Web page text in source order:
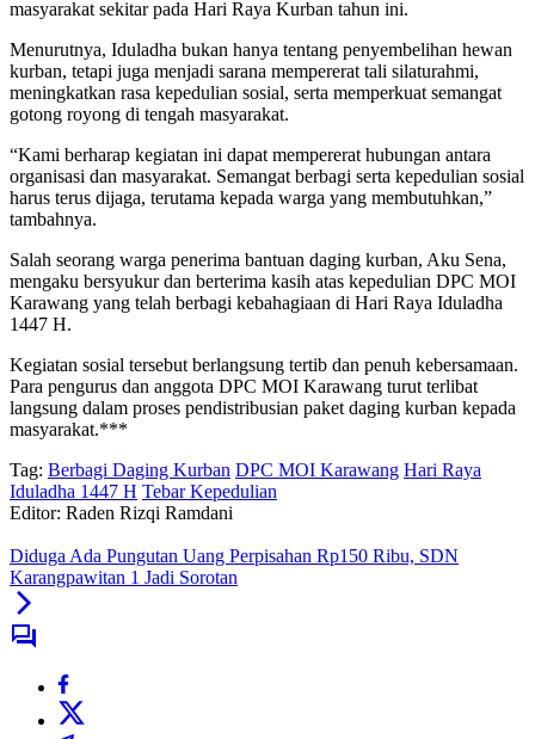
masyarakat sekitar pada Hari Raya Kurban tahun ini.
Menurutnya, Iduladha bukan hanya tentang penyembelihan hewan
kurban, tetapi juga menjadi sarana mempererat tali silaturahmi,
meningkatkan rasa kepedulian sosial, serta memperkuat semangat
gotong royong di tengah masyarakat.
“Kami berharap kegiatan ini dapat mempererat hubungan antara
organisasi dan masyarakat. Semangat berbagi serta kepedulian sosial
harus terus dijaga, terutama kepada warga yang membutuhkan,”
tambahnya.
Salah seorang warga penerima bantuan daging kurban, Aku Sena,
mengaku bersyukur dan berterima kasih atas kepedulian DPC MOI
Karawang yang telah berbagi kebahagiaan di Hari Raya Iduladha
1447 H.
Kegiatan sosial tersebut berlangsung tertib dan penuh kebersamaan.
Para pengurus dan anggota DPC MOI Karawang turut terlibat
langsung dalam proses pendistribusian paket daging kurban kepada
masyarakat.***
Tag: Berbagi Daging Kurban DPC MOI Karawang Hari Raya
Iduladha 1447 H Tebar Kepedulian
Editor: Raden Rizqi Ramdani
Diduga Ada Pungutan Uang Perpisahan Rp150 Ribu, SDN
Karangpawitan 1 Jadi Sorotan